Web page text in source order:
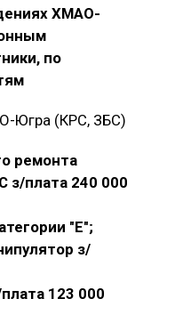
ХМАО-
по
(КРС, ЗБС)
ремонта
з/плата 240 000
"E";
з/
123 000